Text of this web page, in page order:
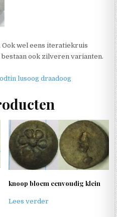
wel eens iteratiekruis
ook zilveren varianten.
lusoog draadoog
knoop bloem eenvoudig klein
Lees verder